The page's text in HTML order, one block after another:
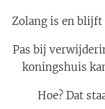
Zolang is en blijft
Pas bij
koningshuis
Hoe? Dat